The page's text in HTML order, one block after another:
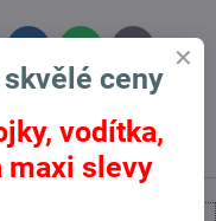
mail
Následující produkt
ceny
vodítka,
maxi slevy